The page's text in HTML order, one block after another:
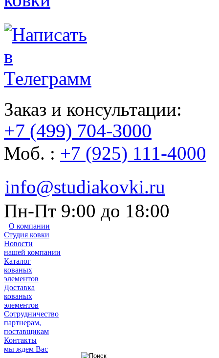
Заказ и консультации:
+7 (499) 704-3000
Моб. : +7 (925) 111-4000
info@studiakovki.ru
Пн-Пт 9:00 до 18:00
О компании
Студия ковки
Новости
нашей компании
Каталог
кованых
элементов
Доставка
кованых
элементов
Сотрудничество
партнерам,
поставщикам
Контакты
мы ждем Вас